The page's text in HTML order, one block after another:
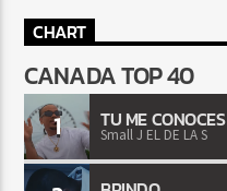
CHART
CANADA TOP 40
1 TU ME CONOCES
Small J EL DE LA S